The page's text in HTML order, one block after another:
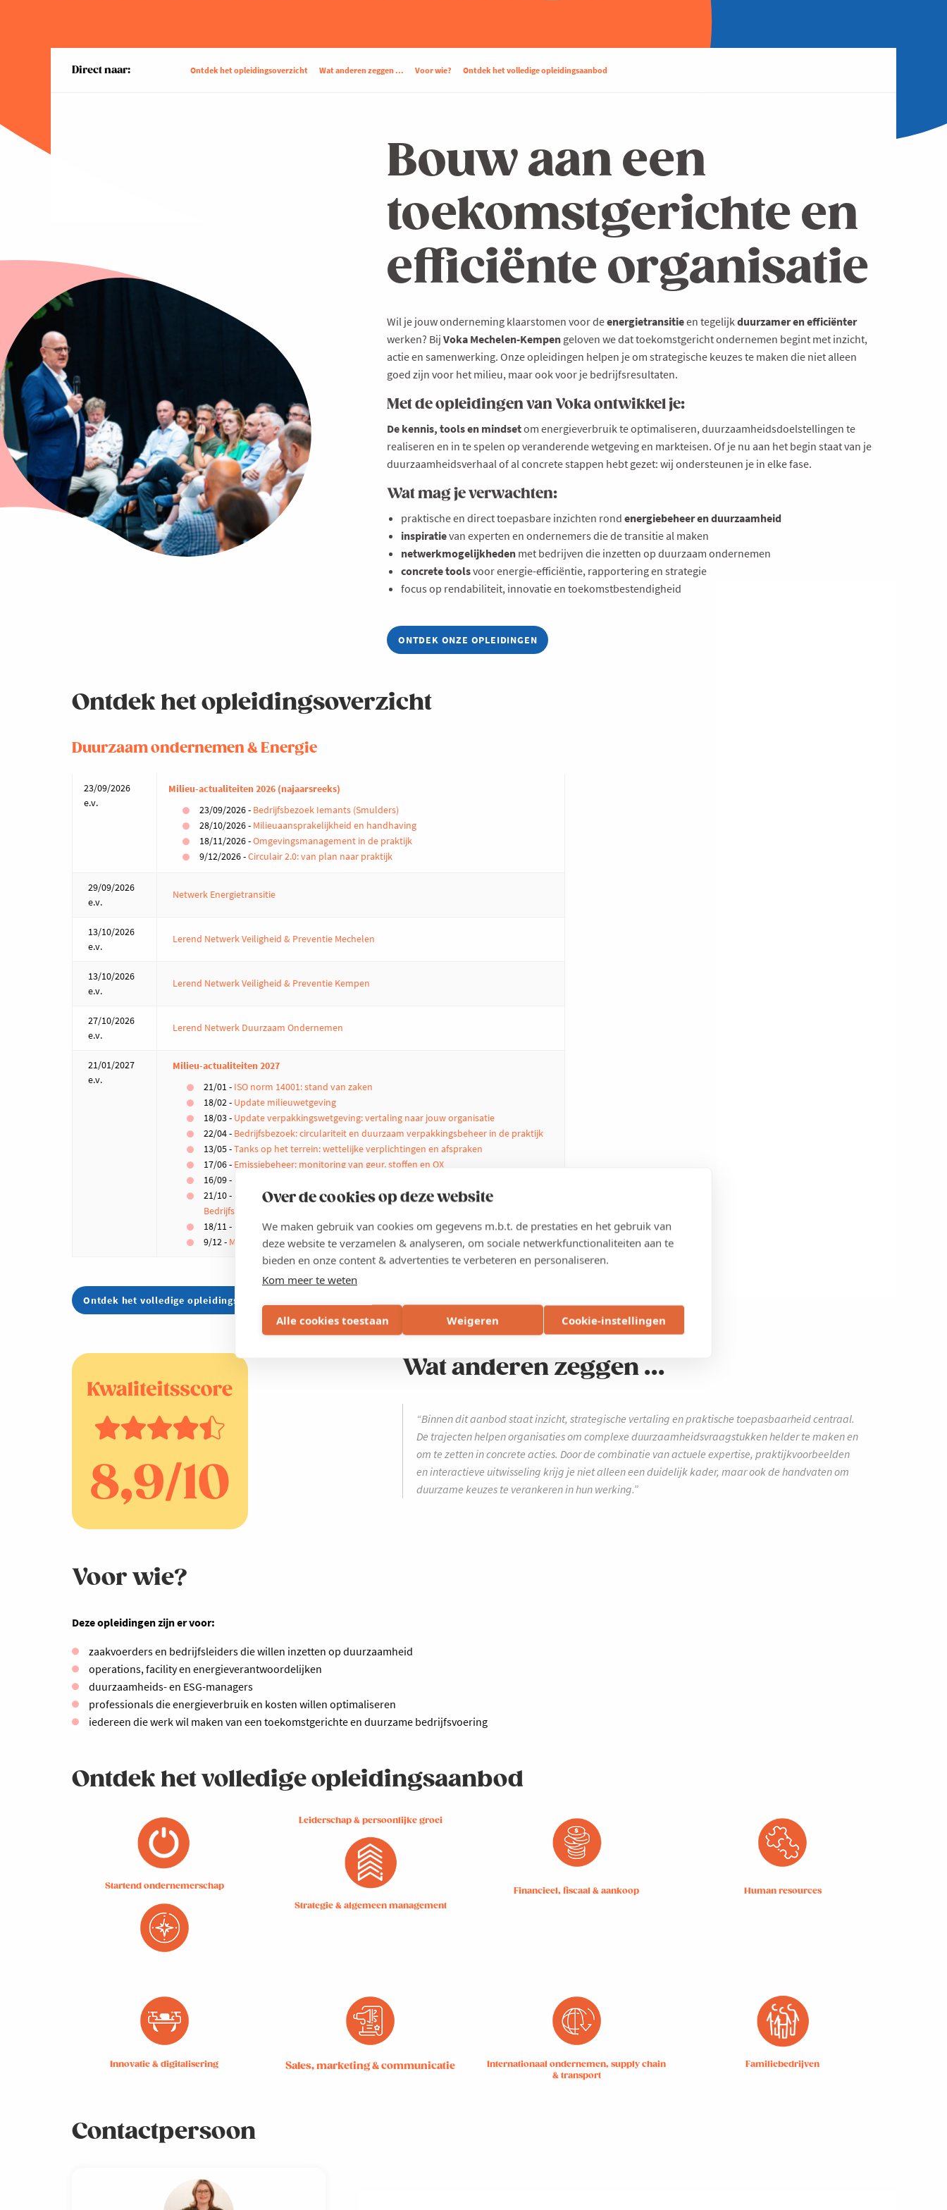
Over de cookies op deze website
We maken gebruik van cookies om gegevens m.b.t. de prestaties en het gebruik van
deze website te verzamelen & analyseren, om sociale netwerkfunctionaliteiten aan te
bieden en onze content & advertenties te verbeteren en personaliseren.
Kom meer te weten
Alle cookies toestaan Weigeren Cookie-instellingen
Direct naar: Ontdek het opleidingsoverzicht Wat anderen zeggen ... Voor wie? Ontdek het volledige opleidingsaanbod
Bouw aan een
toekomstgerichte en
efficiënte organisatie
Wil je jouw onderneming klaarstomen voor deenergietransitieen tegelijkduurzamer en efficiënter
werken? Bij Voka Mechelen-Kempen geloven we dat toekomstgericht ondernemen begint met inzicht,
actie en samenwerking. Onze opleidingen helpen je om strategische keuzes te maken die niet alleen
goed zijn voor het milieu, maar ook voor je bedrijfsresultaten.
Met de opleidingen van Voka ontwikkel je:
De kennis, tools en mindsetom energieverbruik te optimaliseren, duurzaamheidsdoelstellingen te
realiseren en in te spelen op veranderende wetgeving en markteisen. Of je nu aan het begin staat van je
duurzaamheidsverhaal of al concrete stappen hebt gezet: wij ondersteunen je in elke fase.
Wat mag je verwachten:
praktische en direct toepasbare inzichten rond energiebeheer en duurzaamheid
inspiratievan experten en ondernemers die de transitie al maken
netwerkmogelijkheden met bedrijven die inzetten op duurzaam ondernemen
concrete toolsvoor energie-efficiëntie, rapportering en strategie
focus op rendabiliteit, innovatie en toekomstbestendigheid
ONTDEK ONZE OPLEIDINGEN
Ontdek het opleidingsoverzicht
Duurzaam ondernemen & Energie
23/09/2026
e.v.
Milieu-actualiteiten 2026 (najaarsreeks)
23/09/2026 - Bedrijfsbezoek Iemants (Smulders)
28/10/2026 - Milieuaansprakelijkheid en handhaving
18/11/2026 -Omgevingsmanagement in de praktijk
9/12/2026 -Circulair 2.0: van plan naar praktijk
29/09/2026
e.v.
Netwerk Energietransitie
13/10/2026
e.v.
Lerend Netwerk Veiligheid & Preventie Mechelen
13/10/2026
e.v.
Lerend Netwerk Veiligheid & Preventie Kempen
27/10/2026
e.v.
Lerend Netwerk Duurzaam Ondernemen
21/01/2027
e.v.
Milieu-actualiteiten 2027
21/01 - ISO norm 14001: stand van zaken
18/02 - Update milieuwetgeving
18/03 - Update verpakkingswetgeving: vertaling naar jouw organisatie
22/04 - Bedrijfsbezoek: circulariteit en duurzaam verpakkingsbeheer in de praktijk
13/05 -Tanks op het terrein: wettelijke verplichtingen en afspraken
17/06 - Emissiebeheer: monitoring van geur, stoffen en OX
16/09 -
21/10 -
Bedrijfsbezoek: duurzame oplossingen voor waterzuivering en energiebeheer
18/11 -
Navigeer door de energietransitie
9/12 - Milieu-actualiteit in de praktijk
Ontdek het volledige opleidingsaanbod hier
Wat anderen zeggen ...
“Binnen dit aanbod staat inzicht, strategische vertaling en praktische toepasbaarheid centraal.
De trajecten helpen organisaties om complexe duurzaamheidsvraagstukken helder te maken en
om te zetten in concrete acties. Door de combinatie van actuele expertise, praktijkvoorbeelden
en interactieve uitwisseling krijg je niet alleen een duidelijk kader, maar ook de handvaten om
duurzame keuzes te verankeren in hun werking.”
Voor wie?
Deze opleidingen zijn er voor:
zaakvoerders en bedrijfsleiders die willen inzetten op duurzaamheid
operations, facility en energieverantwoordelijken
duurzaamheids- en ESG-managers
professionals die energieverbruik en kosten willen optimaliseren
iedereen die werk wil maken van een toekomstgerichte en duurzame bedrijfsvoering
Ontdek het volledige opleidingsaanbod
Startend ondernemerschap
Leiderschap & persoonlijke groei
Strategie & algemeen management
Financieel, fiscaal & aankoop Human resources
Innovatie & digitalisering Sales, marketing & communicatie
Internationaal ondernemen, supply chain
& transport
Familiebedrijven
Contactpersoon